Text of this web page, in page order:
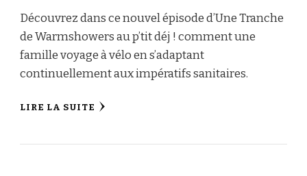
Découvrez dans ce nouvel épisode d’Une Tranche
de Warmshowers au p’tit déj ! comment une
famille voyage à vélo en s’adaptant
continuellement aux impératifs sanitaires.
LIRE LA SUITE